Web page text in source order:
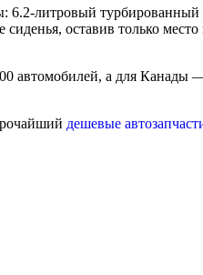
литровый
оставив только
автомобилей, а для Канады
дешевые